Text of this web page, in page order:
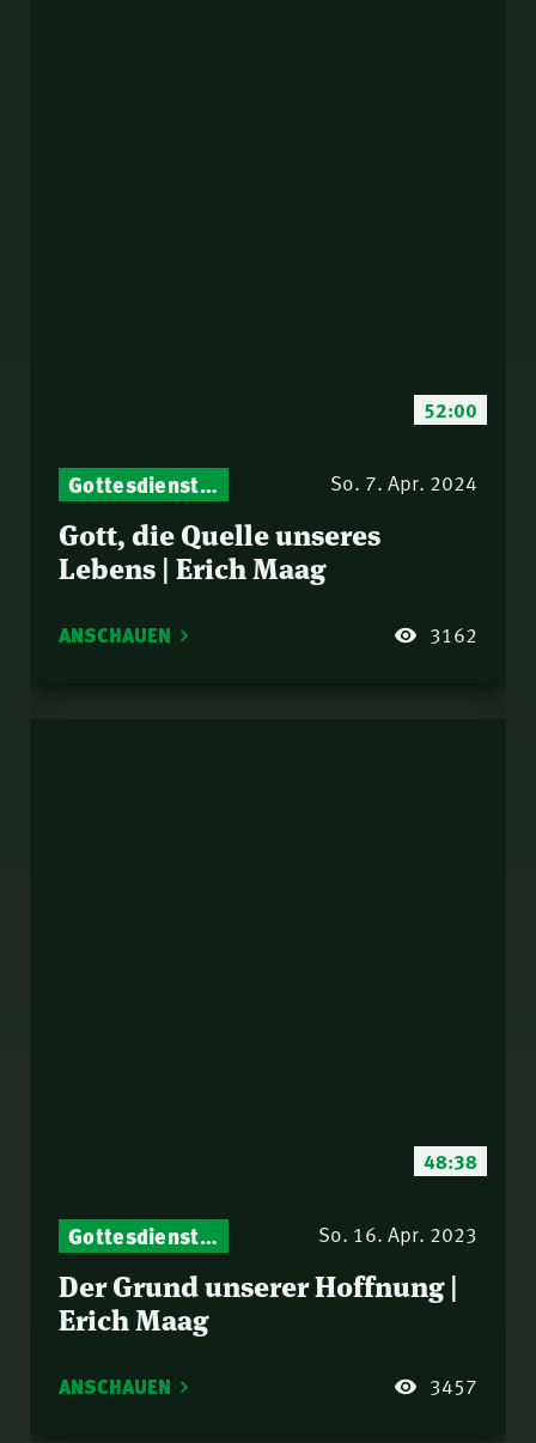
52:00
Gottesdienst-Botschaften – Jeden Sonntag neu: Aktuelle Predigten vom Mitternachtsruf So. 7. Apr. 2024
Gott, die Quelle unseres
Lebens | Erich Maag
ANSCHAUEN 3162
48:38
Gottesdienst-Botschaften – Jeden Sonntag neu: Aktuelle Predigten vom Mitternachtsruf So. 16. Apr. 2023
Der Grund unserer Hoffnung |
Erich Maag
ANSCHAUEN 3457